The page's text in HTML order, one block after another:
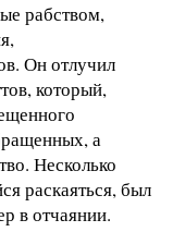
рабством,
Он отлучил
который,
а
Несколько
раскаяться, был
в отчаянии.